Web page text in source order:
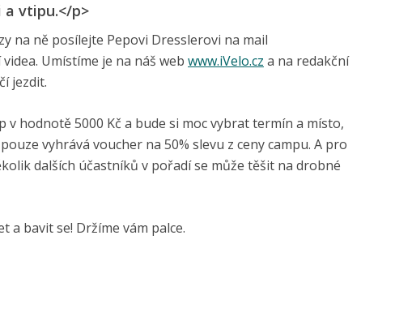
a vtipu.</p>
na ně posílejte Pepovi Dresslerovi na mail
Umístíme je na náš web www.iVelo.cz a na redakční
jezdit.
v hodnotě 5000 Kč a bude si moc vybrat termín a místo,
vyhrává voucher na 50% slevu z ceny campu. A pro
dalších účastníků v pořadí se může těšit na drobné
a bavit se! Držíme vám palce.